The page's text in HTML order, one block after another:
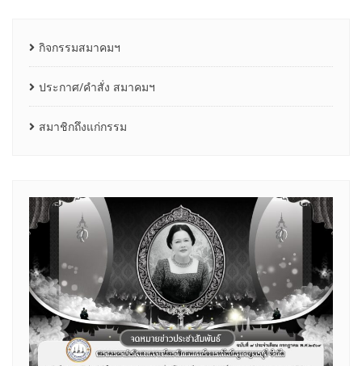
กิจกรรมสมาคมฯ
ประกาศ/คำสั่ง สมาคมฯ
สมาชิกถึงแก่กรรม